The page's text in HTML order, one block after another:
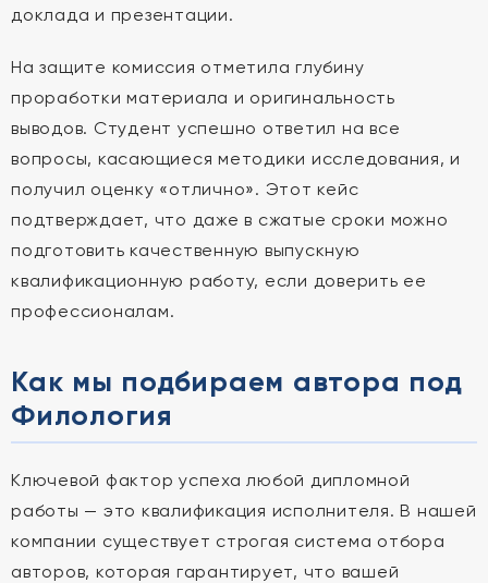
доклада и презентации.
На защите комиссия отметила глубину
проработки материала и оригинальность
выводов. Студент успешно ответил на все
вопросы, касающиеся методики исследования, и
получил оценку «отлично». Этот кейс
подтверждает, что даже в сжатые сроки можно
подготовить качественную выпускную
квалификационную работу, если доверить ее
профессионалам.
Как мы подбираем автора под
Филология
Ключевой фактор успеха любой дипломной
работы — это квалификация исполнителя. В нашей
компании существует строгая система отбора
авторов, которая гарантирует, что вашей